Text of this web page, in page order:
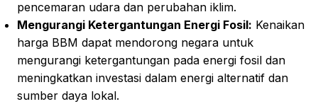
pencemaran udara dan perubahan iklim.
Mengurangi Ketergantungan Energi Fosil: Kenaikan
harga BBM dapat mendorong negara untuk
mengurangi ketergantungan pada energi fosil dan
meningkatkan investasi dalam energi alternatif dan
sumber daya lokal.